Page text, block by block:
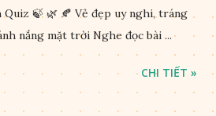
🍃 🌿 🍂 Vẻ đẹp uy nghi, tráng
nắng mặt trời Nghe đọc bài ...
CHI TIẾT »